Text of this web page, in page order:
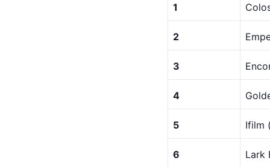
1
2
3
4
5 Ifilm
6 Lark